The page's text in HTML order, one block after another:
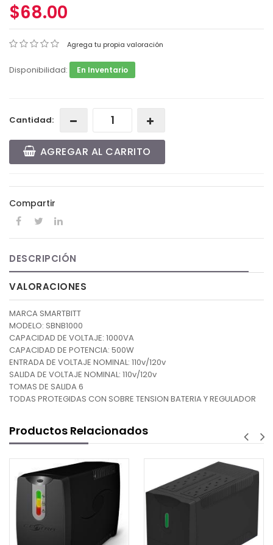
$68.00
Agrega tu propia valoración
Disponibilidad: En Inventario
Cantidad:
AGREGAR AL CARRITO
Compartir
DESCRIPCIÓN
VALORACIONES
MARCA SMARTBITT
MODELO: SBNB1000
CAPACIDAD DE VOLTAJE: 1000VA
CAPACIDAD DE POTENCIA: 500W
ENTRADA DE VOLTAJE NOMINAL: 110v/120v
SALIDA DE VOLTAJE NOMINAL: 110v/120v
TOMAS DE SALIDA 6
TODAS PROTEGIDAS CON SOBRE TENSION BATERIA Y REGULADOR
Productos Relacionados